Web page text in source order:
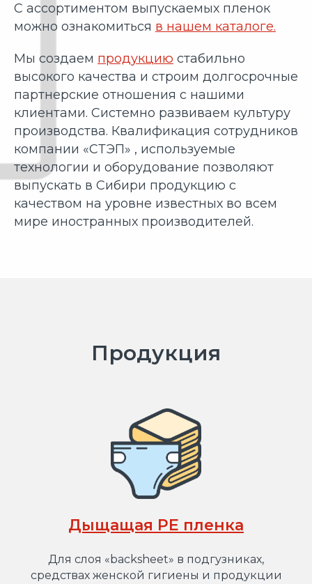
С ассортиментом выпускаемых пленок
можно ознакомиться в нашем каталоге.
Мы создаем продукцию стабильно
высокого качества и строим долгосрочные
партнерские отношения с нашими
клиентами. Системно развиваем культуру
производства. Квалификация сотрудников
компании «СТЭП» , используемые
технологии и оборудование позволяют
выпускать в Сибири продукцию с
качеством на уровне известных во всем
мире иностранных производителей.
Продукция
Дыщащая PE пленка
Для слоя «backsheet» в подгузниках,
средствах женской гигиены и продукции